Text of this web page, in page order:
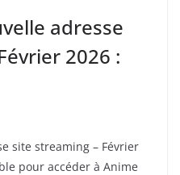
adresse
2026 :
site streaming – Février
pour accéder à Anime